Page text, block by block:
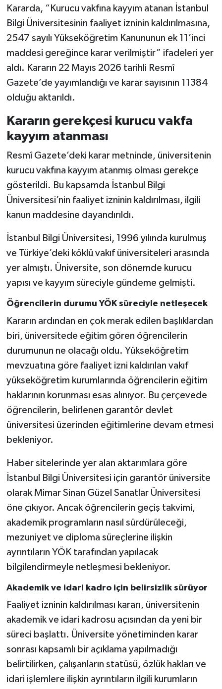
Kararda, “Kurucu vakfına kayyım atanan İstanbul
Bilgi Üniversitesinin faaliyet izninin kaldırılmasına,
2547 sayılı Yükseköğretim Kanununun ek 11’inci
maddesi gereğince karar verilmiştir” ifadeleri yer
aldı. Kararın 22 Mayıs 2026 tarihli Resmî
Gazete’de yayımlandığı ve karar sayısının 11384
olduğu aktarıldı.
Kararın gerekçesi kurucu vakfa
kayyım atanması
Resmî Gazete’deki karar metninde, üniversitenin
kurucu vakfına kayyım atanmış olması gerekçe
gösterildi. Bu kapsamda İstanbul Bilgi
Üniversitesi’nin faaliyet izninin kaldırılması, ilgili
kanun maddesine dayandırıldı.
İstanbul Bilgi Üniversitesi, 1996 yılında kurulmuş
ve Türkiye’deki köklü vakıf üniversiteleri arasında
yer almıştı. Üniversite, son dönemde kurucu
yapısı ve kayyım süreciyle gündeme gelmişti.
Öğrencilerin durumu YÖK süreciyle netleşecek
Kararın ardından en çok merak edilen başlıklardan
biri, üniversitede eğitim gören öğrencilerin
durumunun ne olacağı oldu. Yükseköğretim
mevzuatına göre faaliyet izni kaldırılan vakıf
yükseköğretim kurumlarında öğrencilerin eğitim
haklarının korunması esas alınıyor. Bu çerçevede
öğrencilerin, belirlenen garantör devlet
üniversitesi üzerinden eğitimlerine devam etmesi
bekleniyor.
Haber sitelerinde yer alan aktarımlara göre
İstanbul Bilgi Üniversitesi için garantör üniversite
olarak Mimar Sinan Güzel Sanatlar Üniversitesi
öne çıkıyor. Ancak öğrencilerin geçiş takvimi,
akademik programların nasıl sürdürüleceği,
mezuniyet ve diploma süreçlerine ilişkin
ayrıntıların YÖK tarafından yapılacak
bilgilendirmeyle netleşmesi bekleniyor.
Akademik ve idari kadro için belirsizlik sürüyor
Faaliyet izninin kaldırılması kararı, üniversitenin
akademik ve idari kadrosu açısından da yeni bir
süreci başlattı. Üniversite yönetiminden karar
sonrası kapsamlı bir açıklama yapılmadığı
belirtilirken, çalışanların statüsü, özlük hakları ve
idari işlemlere ilişkin ayrıntıların ilgili kurumların